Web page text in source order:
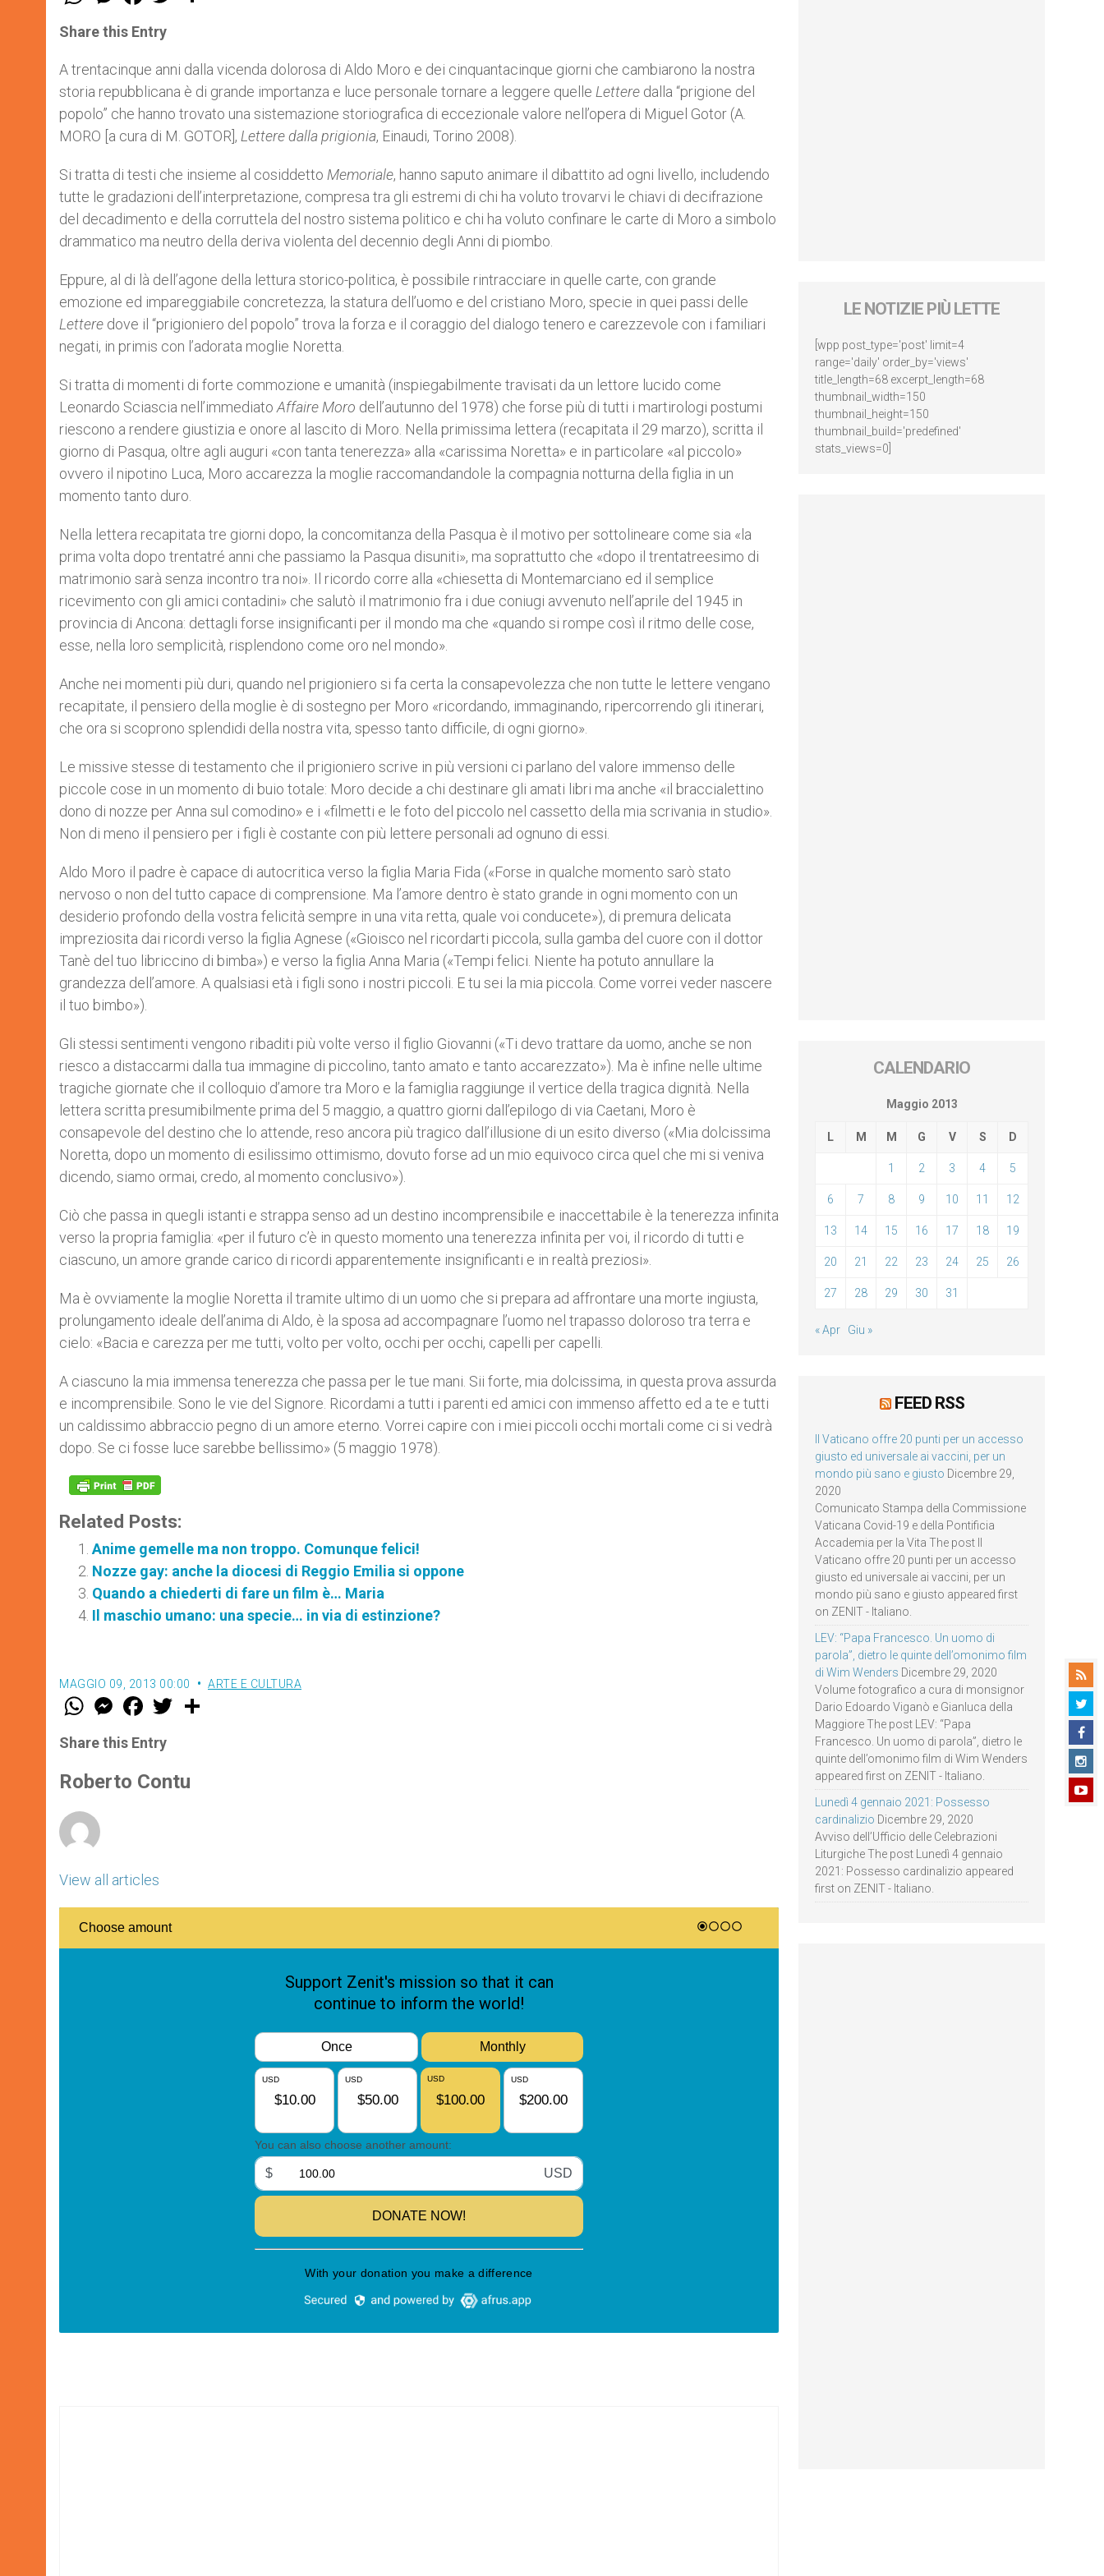
t
s
p
p
s
e
g
e
r
e
b
o
k
r
Share this Entry
A trentacinque anni dalla vicenda dolorosa di Aldo Moro e dei cinquantacinque giorni che cambiarono la nostra
storia repubblicana è di grande importanza e luce personale tornare a leggere quelle Lettere dalla “prigione del
popolo” che hanno trovato una sistemazione storiografica di eccezionale valore nell’opera di Miguel Gotor (A.
MORO [a cura di M. GOTOR], Lettere dalla prigionia, Einaudi, Torino 2008).
Si tratta di testi che insieme al cosiddetto Memoriale, hanno saputo animare il dibattito ad ogni livello, includendo
tutte le gradazioni dell’interpretazione, compresa tra gli estremi di chi ha voluto trovarvi le chiavi di decifrazione
del decadimento e della corruttela del nostro sistema politico e chi ha voluto confinare le carte di Moro a simbolo
drammatico ma neutro della deriva violenta del decennio degli Anni di piombo.
Eppure, al di là dell’agone della lettura storico-politica, è possibile rintracciare in quelle carte, con grande
emozione ed impareggiabile concretezza, la statura dell’uomo e del cristiano Moro, specie in quei passi delle
Lettere dove il “prigioniero del popolo” trova la forza e il coraggio del dialogo tenero e carezzevole con i familiari
negati, in primis con l’adorata moglie Noretta.
Si tratta di momenti di forte commozione e umanità (inspiegabilmente travisati da un lettore lucido come
Leonardo Sciascia nell’immediato Affaire Moro dell’autunno del 1978) che forse più di tutti i martirologi postumi
riescono a rendere giustizia e onore al lascito di Moro. Nella primissima lettera (recapitata il 29 marzo), scritta il
giorno di Pasqua, oltre agli auguri «con tanta tenerezza» alla «carissima Noretta» e in particolare «al piccolo»
ovvero il nipotino Luca, Moro accarezza la moglie raccomandandole la compagnia notturna della figlia in un
momento tanto duro.
Nella lettera recapitata tre giorni dopo, la concomitanza della Pasqua è il motivo per sottolineare come sia «la
prima volta dopo trentatré anni che passiamo la Pasqua disuniti», ma soprattutto che «dopo il trentatreesimo di
matrimonio sarà senza incontro tra noi». Il ricordo corre alla «chiesetta di Montemarciano ed il semplice
ricevimento con gli amici contadini» che salutò il matrimonio fra i due coniugi avvenuto nell’aprile del 1945 in
provincia di Ancona: dettagli forse insignificanti per il mondo ma che «quando si rompe così il ritmo delle cose,
esse, nella loro semplicità, risplendono come oro nel mondo».
Anche nei momenti più duri, quando nel prigioniero si fa certa la consapevolezza che non tutte le lettere vengano
recapitate, il pensiero della moglie è di sostegno per Moro «ricordando, immaginando, ripercorrendo gli itinerari,
che ora si scoprono splendidi della nostra vita, spesso tanto difficile, di ogni giorno».
Le missive stesse di testamento che il prigioniero scrive in più versioni ci parlano del valore immenso delle
piccole cose in un momento di buio totale: Moro decide a chi destinare gli amati libri ma anche «il braccialettino
dono di nozze per Anna sul comodino» e i «filmetti e le foto del piccolo nel cassetto della mia scrivania in studio».
Non di meno il pensiero per i figli è costante con più lettere personali ad ognuno di essi.
Aldo Moro il padre è capace di autocritica verso la figlia Maria Fida («Forse in qualche momento sarò stato
nervoso o non del tutto capace di comprensione. Ma l’amore dentro è stato grande in ogni momento con un
desiderio profondo della vostra felicità sempre in una vita retta, quale voi conducete»), di premura delicata
impreziosita dai ricordi verso la figlia Agnese («Gioisco nel ricordarti piccola, sulla gamba del cuore con il dottor
Tanè del tuo libriccino di bimba») e verso la figlia Anna Maria («Tempi felici. Niente ha potuto annullare la
grandezza dell’amore. A qualsiasi età i figli sono i nostri piccoli. E tu sei la mia piccola. Come vorrei veder nascere
il tuo bimbo»).
Gli stessi sentimenti vengono ribaditi più volte verso il figlio Giovanni («Ti devo trattare da uomo, anche se non
riesco a distaccarmi dalla tua immagine di piccolino, tanto amato e tanto accarezzato»). Ma è infine nelle ultime
tragiche giornate che il colloquio d’amore tra Moro e la famiglia raggiunge il vertice della tragica dignità. Nella
lettera scritta presumibilmente prima del 5 maggio, a quattro giorni dall’epilogo di via Caetani, Moro è
consapevole del destino che lo attende, reso ancora più tragico dall’illusione di un esito diverso («Mia dolcissima
Noretta, dopo un momento di esilissimo ottimismo, dovuto forse ad un mio equivoco circa quel che mi si veniva
dicendo, siamo ormai, credo, al momento conclusivo»).
Ciò che passa in quegli istanti e strappa senso ad un destino incomprensibile e inaccettabile è la tenerezza infinita
verso la propria famiglia: «per il futuro c’è in questo momento una tenerezza infinita per voi, il ricordo di tutti e
ciascuno, un amore grande carico di ricordi apparentemente insignificanti e in realtà preziosi».
Ma è ovviamente la moglie Noretta il tramite ultimo di un uomo che si prepara ad affrontare una morte ingiusta,
prolungamento ideale dell’anima di Aldo, è la sposa ad accompagnare l’uomo nel trapasso doloroso tra terra e
cielo: «Bacia e carezza per me tutti, volto per volto, occhi per occhi, capelli per capelli.
A ciascuno la mia immensa tenerezza che passa per le tue mani. Sii forte, mia dolcissima, in questa prova assurda
e incomprensibile. Sono le vie del Signore. Ricordami a tutti i parenti ed amici con immenso affetto ed a te e tutti
un caldissimo abbraccio pegno di un amore eterno. Vorrei capire con i miei piccoli occhi mortali come ci si vedrà
dopo. Se ci fosse luce sarebbe bellissimo» (5 maggio 1978).
Related Posts:
Anime gemelle ma non troppo. Comunque felici!
Nozze gay: anche la diocesi di Reggio Emilia si oppone
Quando a chiederti di fare un film è… Maria
Il maschio umano: una specie… in via di estinzione?
MAGGIO 09, 2013 00:00 ARTE E CULTURA
W
t
s
p
p
M
e
s
e
g
e
F
a
e
b
o
k
w
r
Share this Entry
Roberto Contu
View all articles
LE NOTIZIE PIÙ LETTE
[wpp post_type='post' limit=4
range='daily' order_by='views'
title_length=68 excerpt_length=68
thumbnail_width=150
thumbnail_height=150
thumbnail_build='predefined'
stats_views=0]
CALENDARIO
Maggio 2013
L M M G V S D
1 2 3 4 5
6 7 8 9 10 11 12
13 14 15 16 17 18 19
20 21 22 23 24 25 26
27 28 29 30 31
« Apr Giu »
FEED RSS
Il Vaticano offre 20 punti per un accesso
giusto ed universale ai vaccini, per un
mondo più sano e giusto Dicembre 29,
2020
Comunicato Stampa della Commissione
Vaticana Covid-19 e della Pontificia
Accademia per la Vita The post Il
Vaticano offre 20 punti per un accesso
giusto ed universale ai vaccini, per un
mondo più sano e giusto appeared first
on ZENIT - Italiano.
LEV: “Papa Francesco. Un uomo di
parola”, dietro le quinte dell’omonimo film
di Wim Wenders Dicembre 29, 2020
Volume fotografico a cura di monsignor
Dario Edoardo Viganò e Gianluca della
Maggiore The post LEV: “Papa
Francesco. Un uomo di parola”, dietro le
quinte dell’omonimo film di Wim Wenders
appeared first on ZENIT - Italiano.
Lunedì 4 gennaio 2021: Possesso
cardinalizio Dicembre 29, 2020
Avviso dell’Ufficio delle Celebrazioni
Liturgiche The post Lunedì 4 gennaio
2021: Possesso cardinalizio appeared
first on ZENIT - Italiano.